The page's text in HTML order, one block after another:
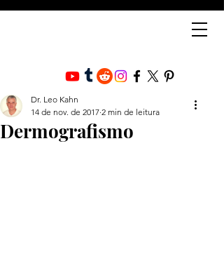
Dermografismo
Dr. Leo Kahn
14 de nov. de 2017 2 min de leitura